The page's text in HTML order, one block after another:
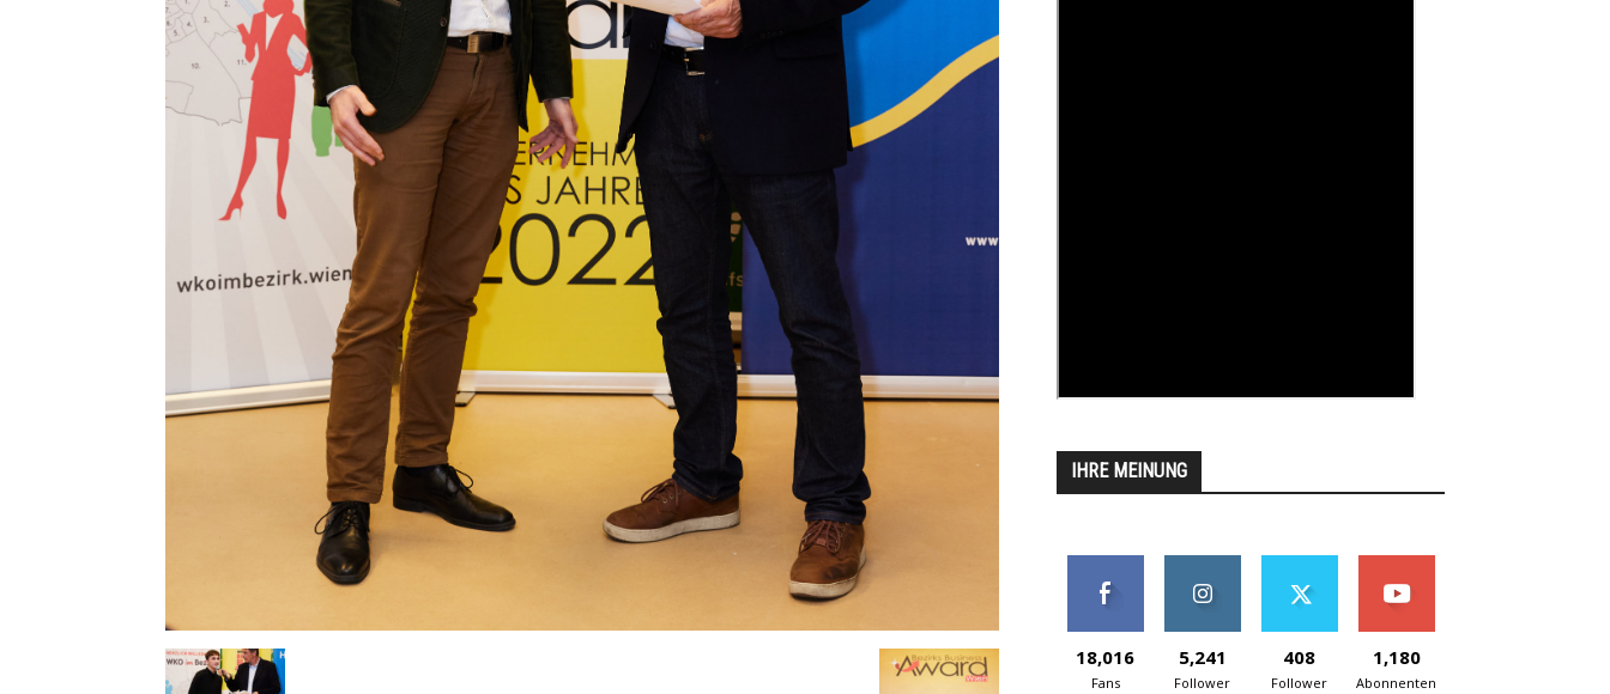
IHRE MEINUNG
18,016
Fans
5,241
Follower
408
Follower
1,180
Abonnenten